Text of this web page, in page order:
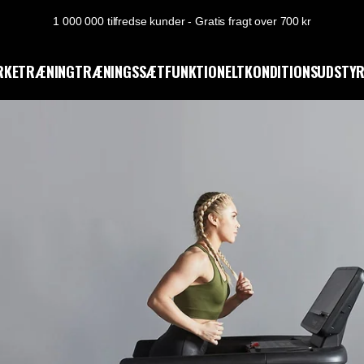
1 000 000 tilfredse kunder - Gratis fragt over 700 kr
TRÆNINGSSÆTFUNKTIONELTKONDITIONSUDSTYR